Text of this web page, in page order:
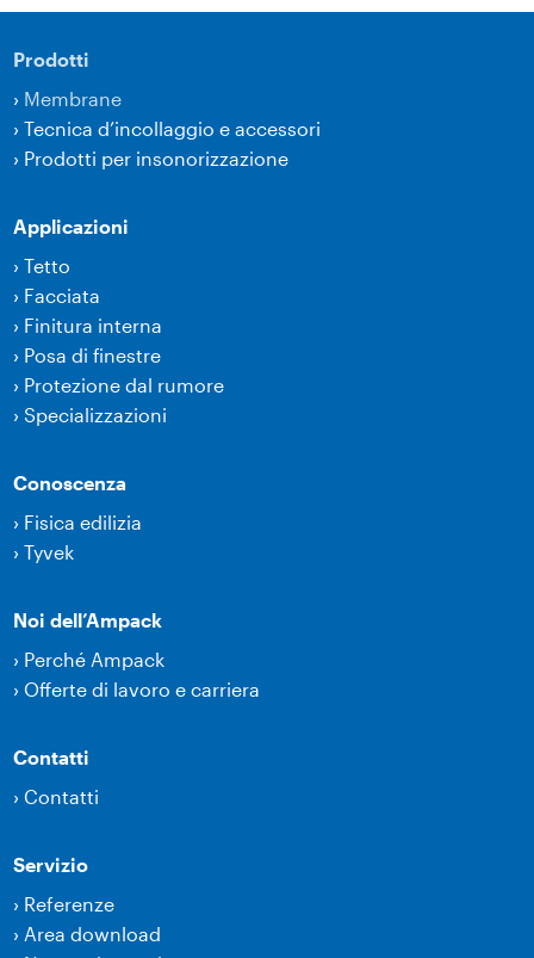
Prodotti
› Membrane
›Tecnica d’incollaggio e accessori
› Prodotti per insonorizzazione
Applicazioni
›Tetto
› Facciata
› Finitura interna
› Posa di finestre
› Protezione dal rumore
›Specializzazioni
Conoscenza
› Fisica edilizia
›Tyvek
Noi dell’Ampack
› Perché Ampack
› Offerte di lavoro e carriera
Contatti
›Contatti
Servizio
› Referenze
› Area download